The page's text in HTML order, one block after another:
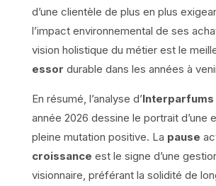
d’une clientèle de plus en plus
l’impact environnemental de ses
vision holistique du métier est le
essor durable dans les années à
En résumé, l’analyse d’Interparfums
année 2026 dessine le portrait d’une
pleine mutation positive. La pause
croissance est le signe d’une
visionnaire, préférant la solidité de